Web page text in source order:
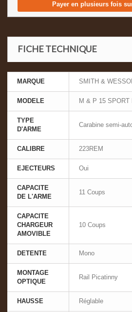
Payer en plusieurs fois
FICHE TECHNIQUE
MARQUE SMITH &
MODELE M & P 15 SPORT II
TYPE
D'ARME
Carabine semi-
CALIBRE 223REM
EJECTEURS Oui
CAPACITE
DE L'ARME
11 Coups
CAPACITE
CHARGEUR
AMOVIBLE
10 Coups
DETENTE Mono
MONTAGE
OPTIQUE
Rail Picatinny
HAUSSE Réglable